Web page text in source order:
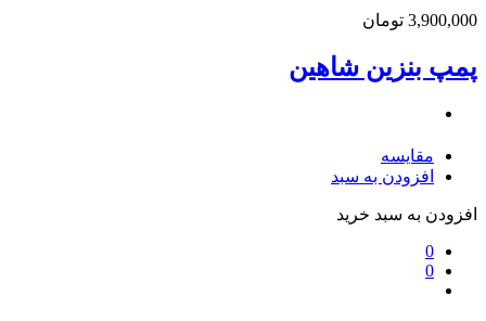
3,900,000 تومان
پمپ بنزین شاهین
مقایسه
افزودن به سبد
افزودن به سبد خرید
0
0